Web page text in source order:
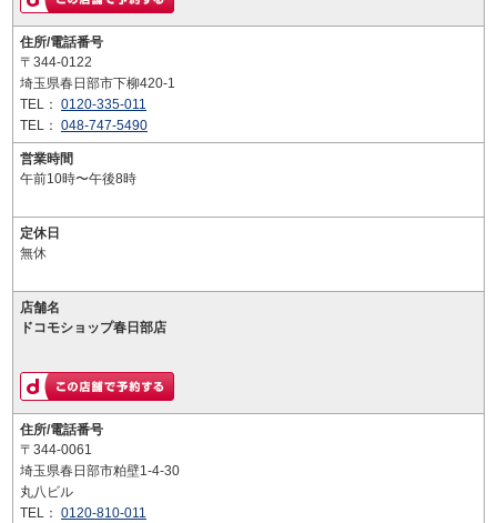
住所/電話番号
〒344-0122
埼玉県春日部市下柳420-1
TEL： 0120-335-011
TEL： 048-747-5490
営業時間
午前10時〜午後8時
定休日
無休
店舗名
ドコモショップ春日部店
住所/電話番号
〒344-0061
埼玉県春日部市粕壁1-4-30
丸八ビル
TEL： 0120-810-011